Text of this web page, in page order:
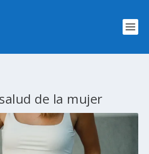
salud de la mujer